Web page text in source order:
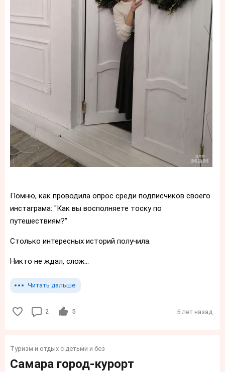
Помню, как проводила опрос среди подписчиков своего
инстаграма: "Как вы восполняете тоску по
путешествиям?"
Столько интересных историй получила.
Никто не ждал, слож...
Читать дальше
2 5 5 лет назад
Туризм и отдых с детьми и без
Самара город-курорт